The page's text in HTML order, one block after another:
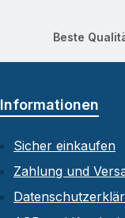
Beste
Informationen
Sicher einkaufen
Zahlung und